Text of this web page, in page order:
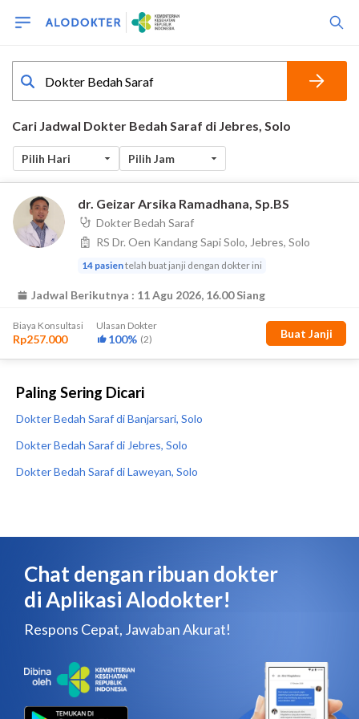
Paling Sering Dicari
Dokter Bedah Saraf di Banjarsari, Solo
Dokter Bedah Saraf di Jebres, Solo
Dokter Bedah Saraf di Laweyan, Solo